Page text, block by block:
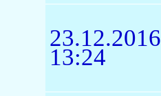
23.12.2016
13:24